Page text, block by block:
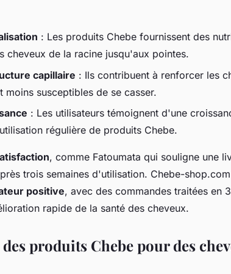
: Les produits Chebe fournissent des
cheveux de la racine jusqu'aux pointes.
capillaire : Ils contribuent à renforcer les
moins susceptibles de se casser.
: Les utilisateurs témoignent d'une
régulière de produits Chebe.
, comme Fatoumata qui souligne une
trois semaines d'utilisation. Chebe-
positive, avec des commandes traitées en
rapide de la santé des cheveux.
produits Chebe pour des